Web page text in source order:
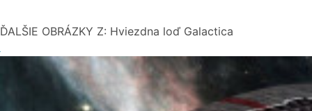
ĎALŠIE OBRÁZKY Z: Hviezdna loď Galactica